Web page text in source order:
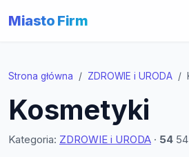
Miasto Firm
Strona główna ZDROWIE i URODA
Kosmetyki
Kategoria: ZDROWIE i URODA · 54